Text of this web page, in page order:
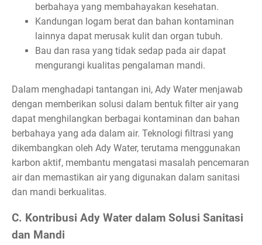
berbahaya yang membahayakan kesehatan.
Kandungan logam berat dan bahan kontaminan
lainnya dapat merusak kulit dan organ tubuh.
Bau dan rasa yang tidak sedap pada air dapat
mengurangi kualitas pengalaman mandi.
Dalam menghadapi tantangan ini, Ady Water menjawab
dengan memberikan solusi dalam bentuk filter air yang
dapat menghilangkan berbagai kontaminan dan bahan
berbahaya yang ada dalam air. Teknologi filtrasi yang
dikembangkan oleh Ady Water, terutama menggunakan
karbon aktif, membantu mengatasi masalah pencemaran
air dan memastikan air yang digunakan dalam sanitasi
dan mandi berkualitas.
C. Kontribusi Ady Water dalam Solusi Sanitasi
dan Mandi